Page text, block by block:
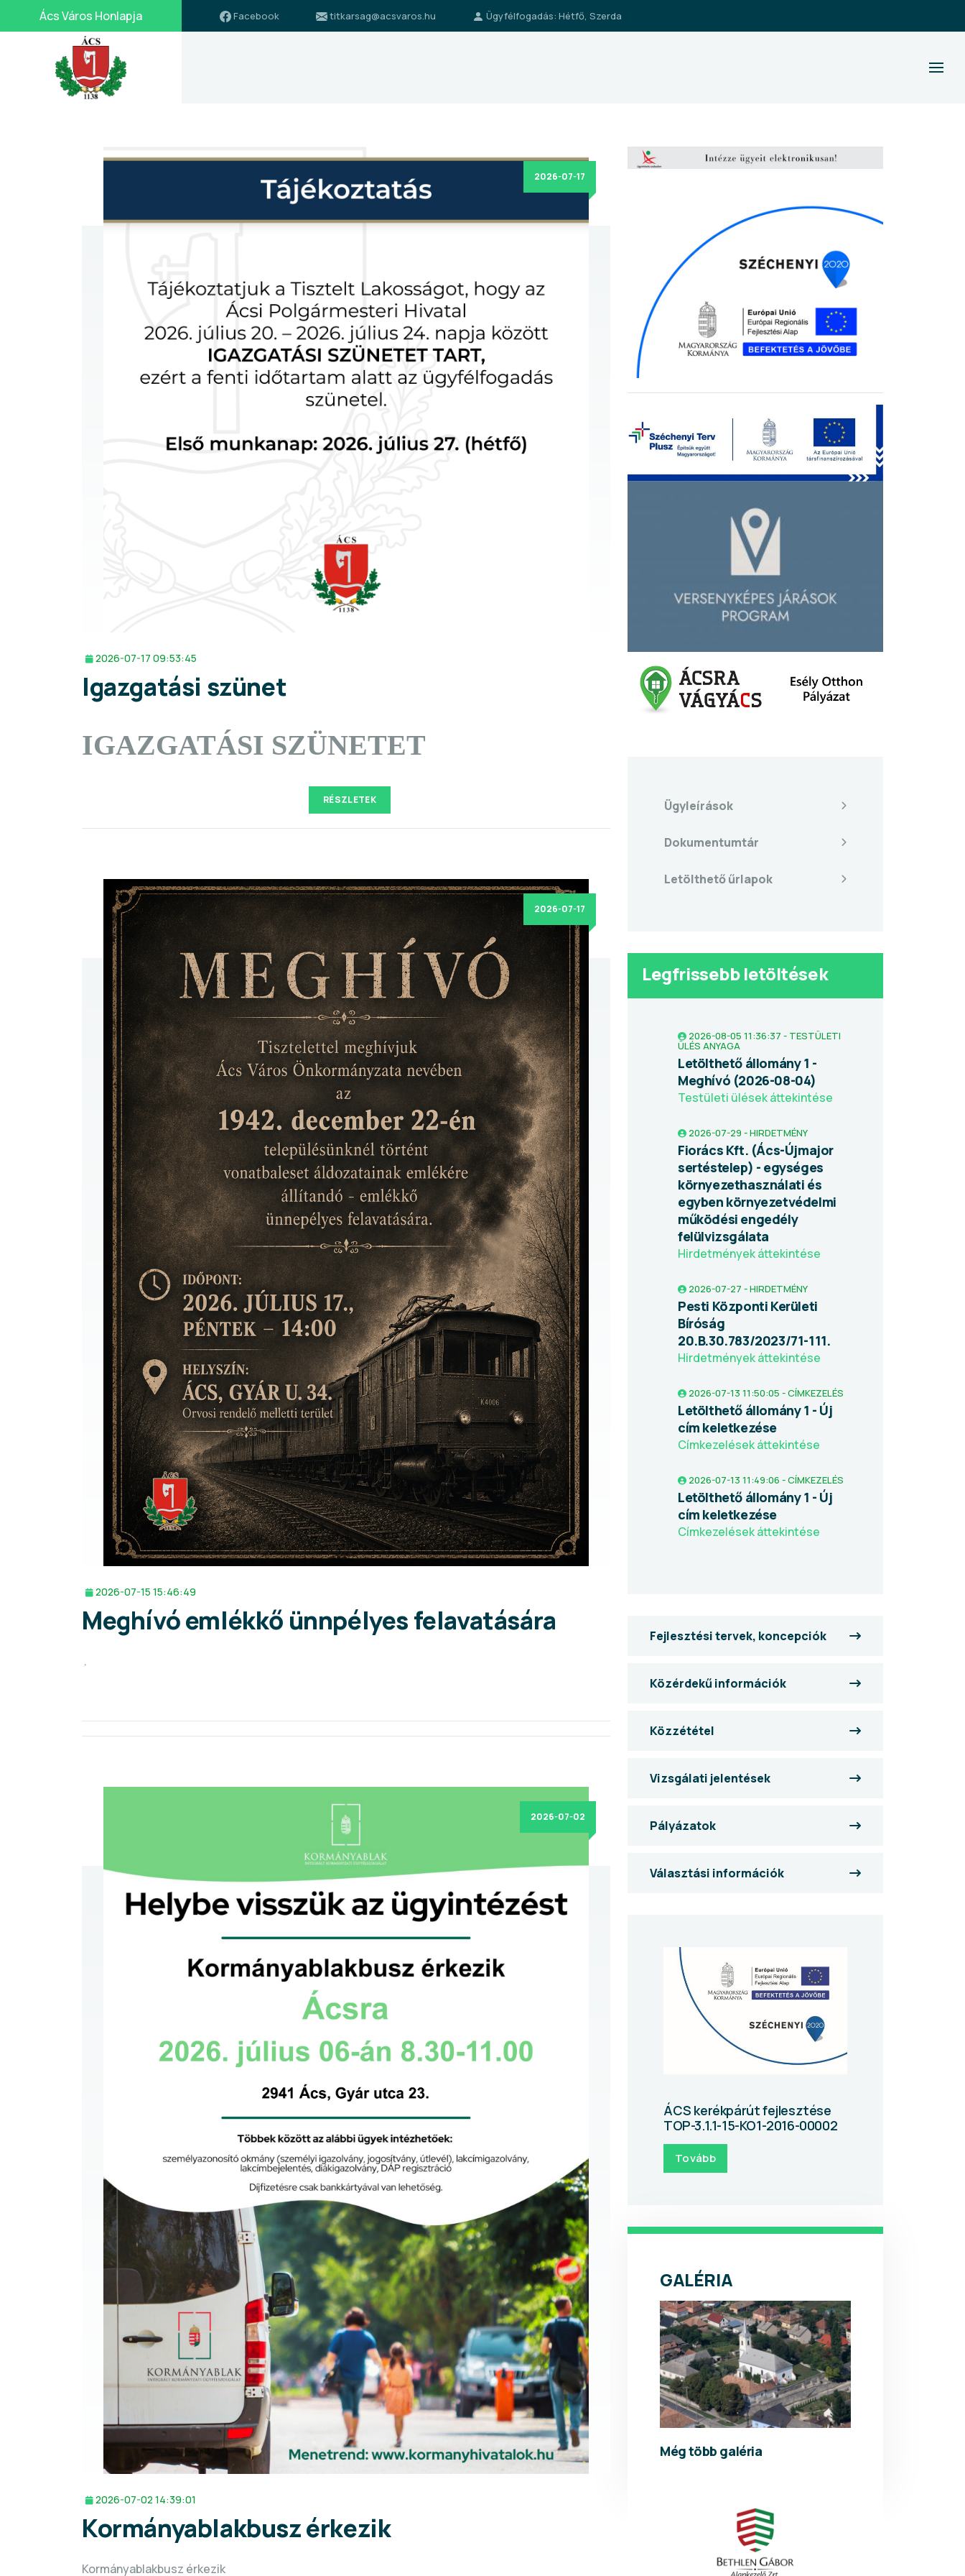
Ács Város Honlapja Facebook titkarsag@acsvaros.hu Ügyfélfogadás: Hétfő, Szerda
2026-07-17
2026-07-17 09:53:45
Igazgatási szünet
IGAZGATÁSI SZÜNETET
RÉSZLETEK
2026-07-17
2026-07-15 15:46:49
Meghívó emlékkő ünnpélyes felavatására
.
2026-07-02
2026-07-02 14:39:01
Kormányablakbusz érkezik
Kormányablakbusz érkezik
Ügyleírások
Dokumentumtár
Letölthető űrlapok
Legfrissebb letöltések
2026-08-05 11:36:37 - TESTÜLETI
ÜLÉS ANYAGA
Letölthető állomány 1 -
Meghívó (2026-08-04)
Testületi ülések áttekintése
2026-07-29 - HIRDETMÉNY
Fiorács Kft. (Ács-Újmajor
sertéstelep) - egységes
környezethasználati és
egyben környezetvédelmi
működési engedély
felülvizsgálata
Hirdetmények áttekintése
2026-07-27 - HIRDETMÉNY
Pesti Központi Kerületi
Bíróság
20.B.30.783/2023/71-111.
Hirdetmények áttekintése
2026-07-13 11:50:05 - CÍMKEZELÉS
Letölthető állomány 1 - Új
cím keletkezése
Címkezelések áttekintése
2026-07-13 11:49:06 - CÍMKEZELÉS
Letölthető állomány 1 - Új
cím keletkezése
Címkezelések áttekintése
Fejlesztési tervek, koncepciók
Közérdekű információk
Közzététel
Vizsgálati jelentések
Pályázatok
Választási információk
ÁCS kerékpárút fejlesztése
TOP-3.1.1-15-KO1-2016-00002
Tovább
GALÉRIA
Még több galéria